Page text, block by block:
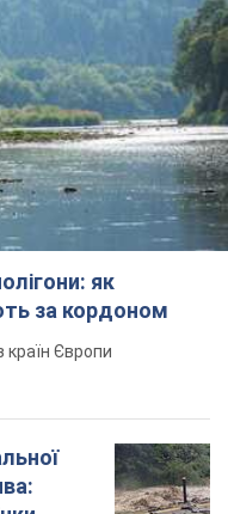
як
за кордоном
країн Європи